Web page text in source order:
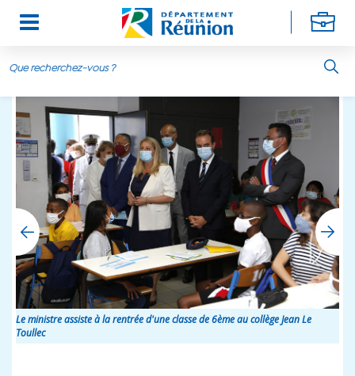
Le ministre assiste à la rentrée d'une classe de 6ème au collège Jean Le
Toullec